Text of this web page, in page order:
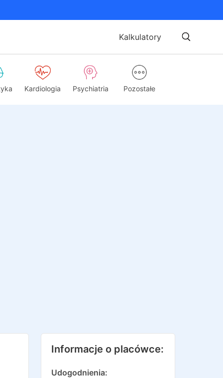
Kalkulatory
Kardiologia Psychiatria Pozostałe
Informacje o placówce:
Udogodnienia: